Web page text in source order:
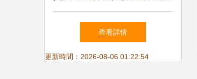
康養老服務中心調研指導，共
繪健康養老新藍圖
查看詳情
更新時間：2026-08-06 01:22:54